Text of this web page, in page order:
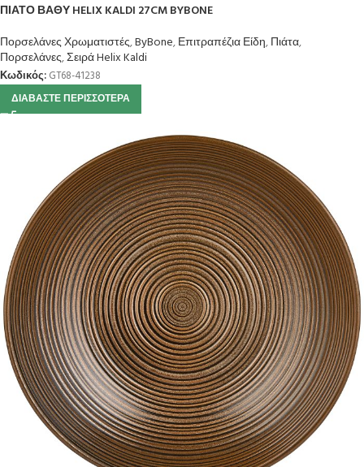
ΠΙΑΤΟ ΒΑΘΥ HELIX KALDI 27CM BYBONE
Πορσελάνες Χρωματιστές,ByBone,Επιτραπέζια Είδη,Πιάτα,
Πορσελάνες,Σειρά Helix Kaldi
Κωδικός: GT68-41238
ΔΙΑΒΆΣΤΕ ΠΕΡΙΣΣΌΤΕΡΑ